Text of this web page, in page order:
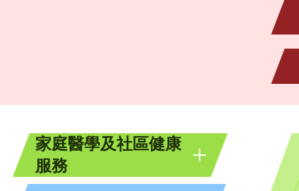
家庭醫學及社區健康
服務